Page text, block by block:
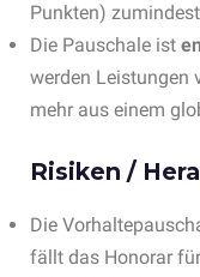
Punkten)
Die Pauschale ist
werden Leistungen
mehr aus einem
Risiken /
Die
fällt das Honorar